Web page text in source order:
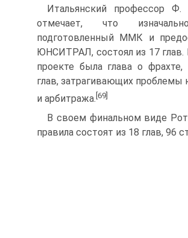
Итальянский профессор Ф.
отмечает, что
подготовленный ММК и
ЮНСИТРАЛ, состоял из 17 глав.
проекте была глава о
глав, затрагивающих проблемы
и арбитража. [69]
В своем финальном виде
правила состоят из 18 глав, 96